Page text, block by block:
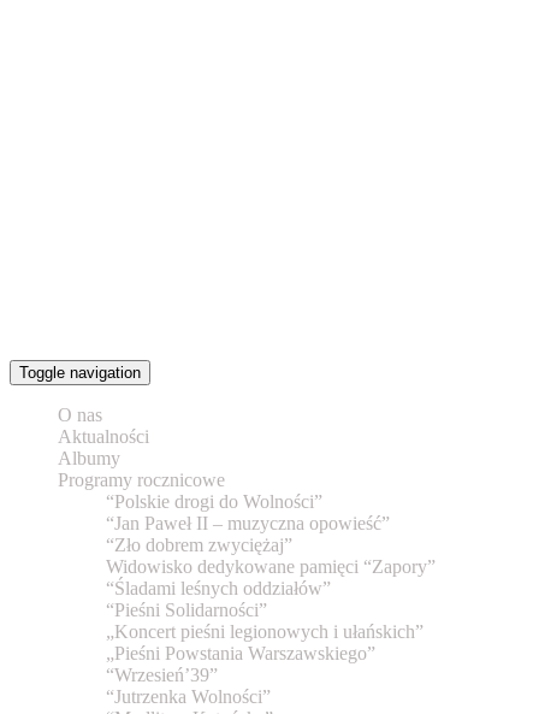
Toggle navigation
O nas
Aktualności
Albumy
Programy rocznicowe
“Polskie drogi do Wolności”
“Jan Paweł II – muzyczna opowieść”
“Zło dobrem zwyciężaj”
Widowisko dedykowane pamięci “Zapory”
“Śladami leśnych oddziałów”
“Pieśni Solidarności”
„Koncert pieśni legionowych i ułańskich”
„Pieśni Powstania Warszawskiego”
“Wrzesień’39”
“Jutrzenka Wolności”